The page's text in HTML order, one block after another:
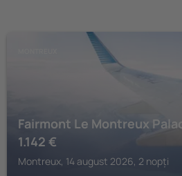
Fairmont Le Montreux
1.142 €
Montreux, 14 august 2026, 2 nopți